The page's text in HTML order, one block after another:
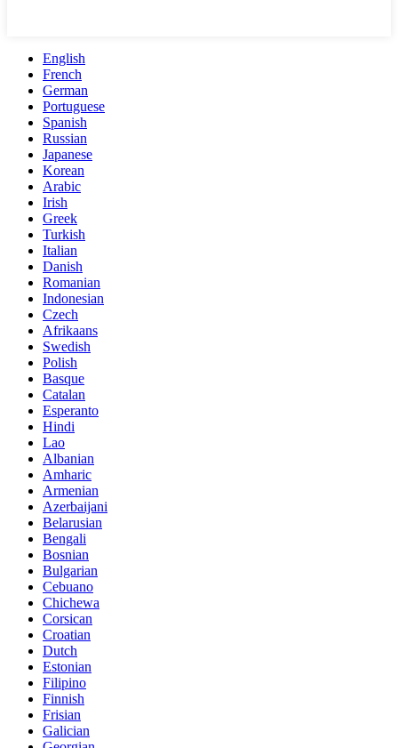
English
French
German
Portuguese
Spanish
Russian
Japanese
Korean
Arabic
Irish
Greek
Turkish
Italian
Danish
Romanian
Indonesian
Czech
Afrikaans
Swedish
Polish
Basque
Catalan
Esperanto
Hindi
Lao
Albanian
Amharic
Armenian
Azerbaijani
Belarusian
Bengali
Bosnian
Bulgarian
Cebuano
Chichewa
Corsican
Croatian
Dutch
Estonian
Filipino
Finnish
Frisian
Galician